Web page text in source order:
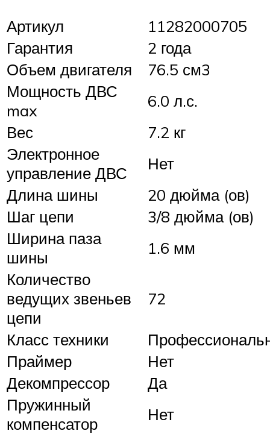
Артикул
11282000705
Гарантия
2 года
Объем двигателя
76.5 см3
Мощность ДВС
max
6.0 л.с.
Вес
7.2 кг
Электронное
управление ДВС
Нет
Длина шины
20 дюйма (ов)
Шаг цепи
3/8 дюйма (ов)
Ширина паза
шины
1.6 мм
Количество
ведущих звеньев
цепи
72
Класс техники
Праймер
Нет
Декомпрессор
Да
Пружинный
компенсатор
Нет